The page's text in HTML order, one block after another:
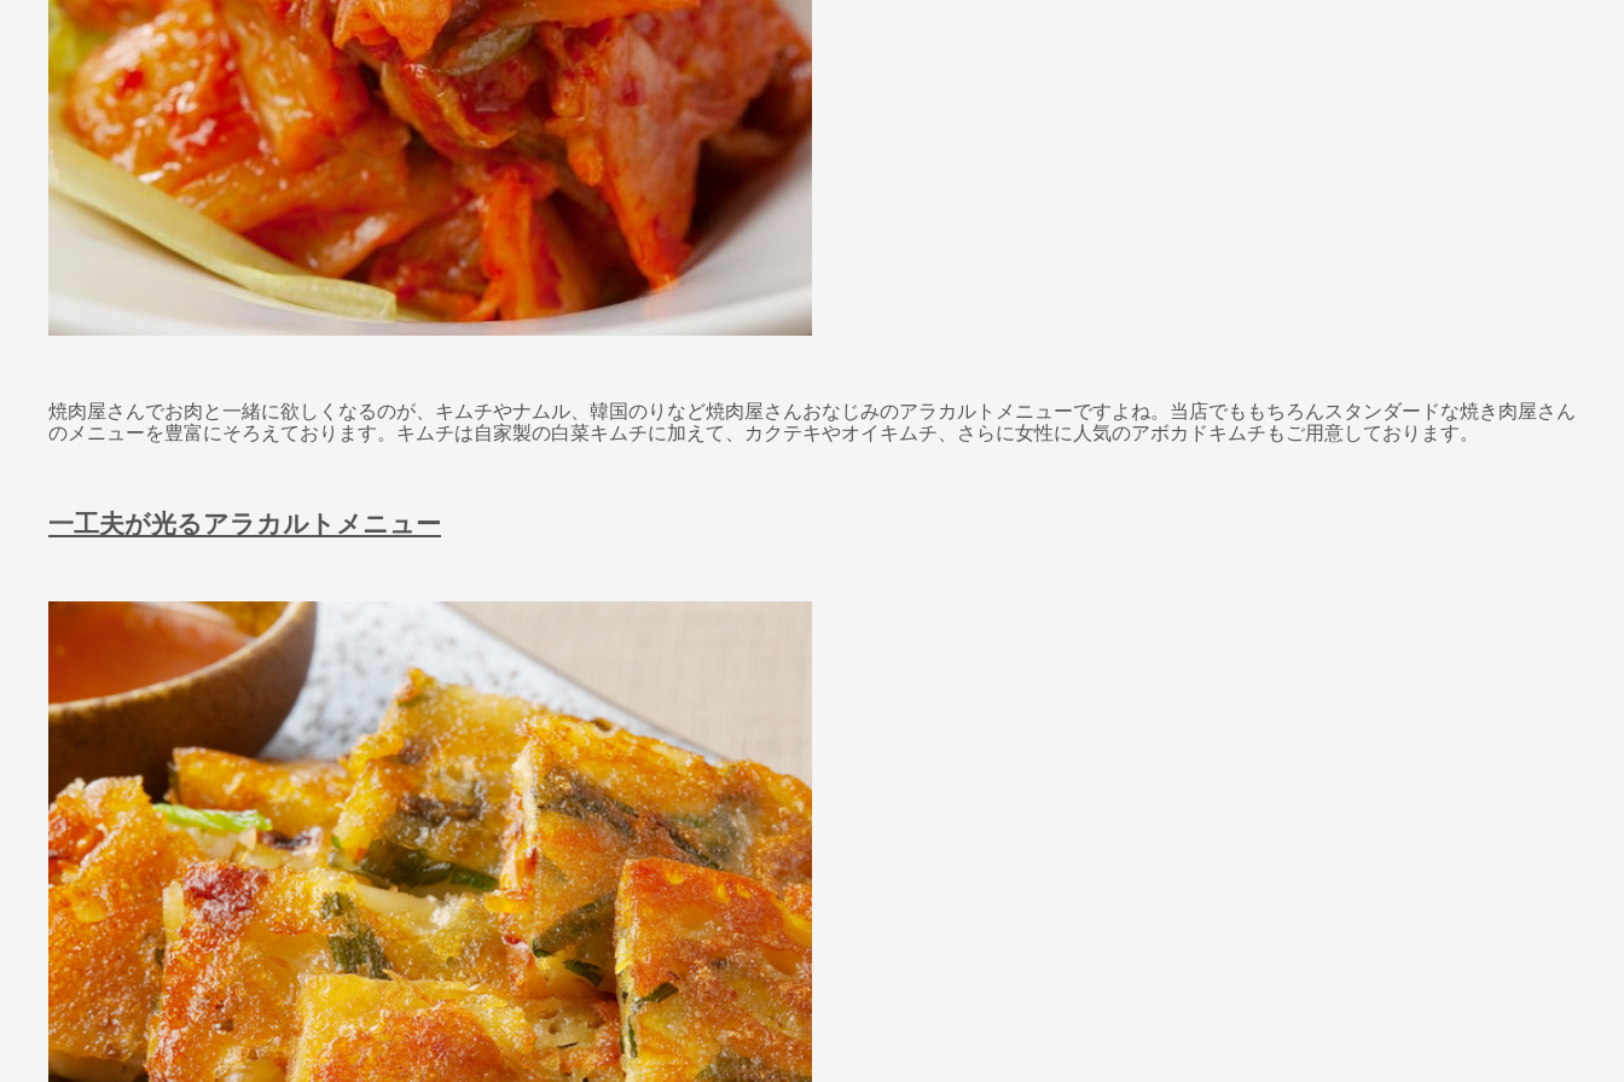
焼肉屋さんでお肉と一緒に欲しくなるのが、キムチやナムル、韓国のりなど焼肉屋さんおなじみのアラカルトメニューですよね。当店でももちろんスタンダードな焼き肉屋さん
のメニューを豊富にそろえております。キムチは自家製の白菜キムチに加えて、カクテキやオイキムチ、さらに女性に人気のアボカドキムチもご用意しております。
一工夫が光るアラカルトメニュー